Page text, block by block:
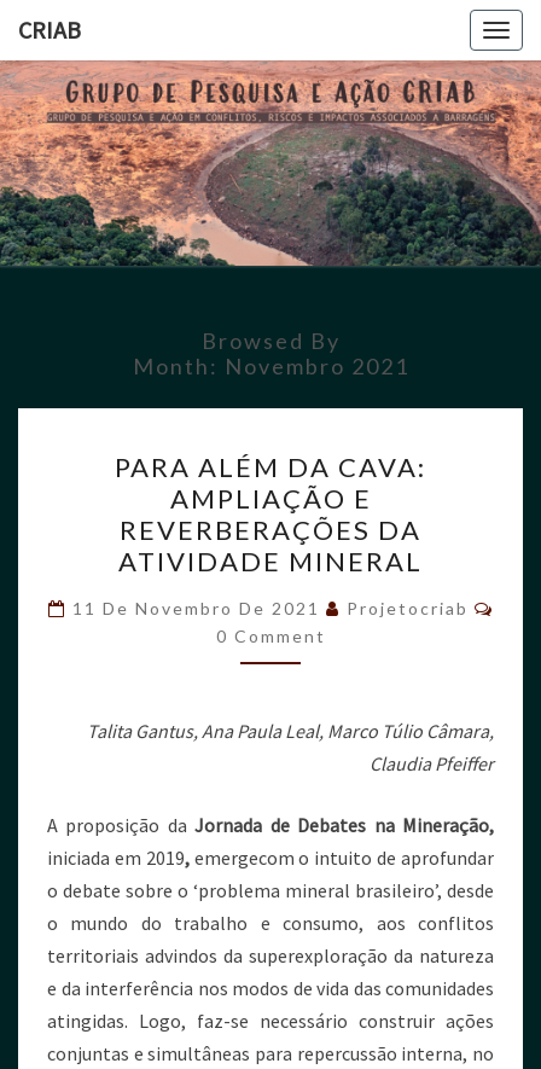
CRIAB
CRIAB
Browsed By
Month: Novembro 2021
PARA ALÉM DA CAVA:
AMPLIAÇÃO E
REVERBERAÇÕES DA
ATIVIDADE MINERAL
11 De Novembro De 2021
Projetocriab
0 Comment
Talita Gantus, Ana Paula Leal, Marco Túlio Câmara,
Claudia Pfeiffer
A proposição daJornada de Debates na Mineração,
iniciada em 2019, emergecom o intuito de aprofundar
o debate sobre o ‘problema mineral brasileiro’, desde
o mundo do trabalho e consumo, aos conflitos
territoriais advindos da superexploração da natureza
e da interferência nos modos de vida das comunidades
atingidas. Logo, faz-se necessário construir ações
conjuntas e simultâneas para repercussão interna, no